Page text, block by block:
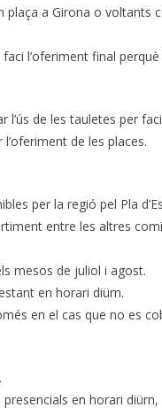
a Girona o voltants
l’oferiment final
de les tauletes per
de les places.
per la regió pel Pla
entre les altres
mesos de juliol i agost.
en horari diürn.
en el cas que no es
en horari